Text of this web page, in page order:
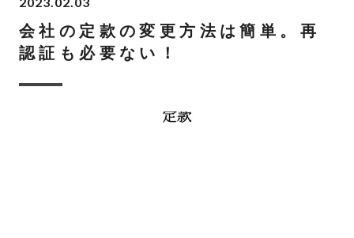
会社の定款の変更方法は簡単。再
認証も必要ない！